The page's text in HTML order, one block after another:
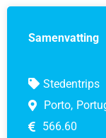
Samenvatting
Stedentrips
Porto,
566.60